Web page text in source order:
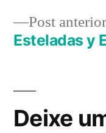
Post
Post anterior
Esteladas y
Deixe